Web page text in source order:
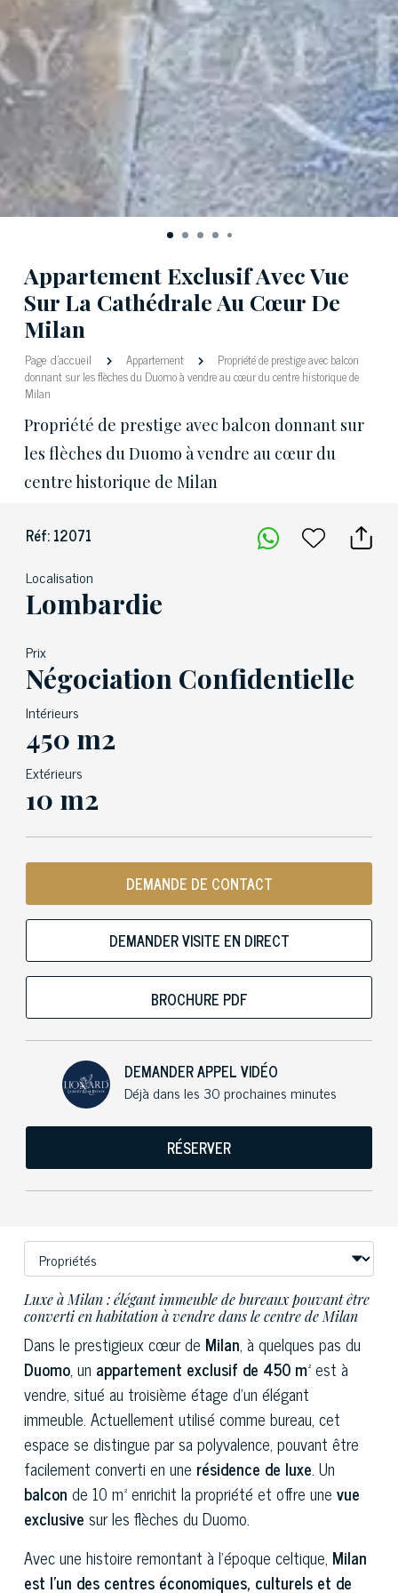
Appartement Exclusif Avec Vue
Sur La Cathédrale Au Cœur De
Milan
Page d'accueil Appartement
Propriété de prestige avec balcon
donnant sur les flèches du Duomo à vendre au cœur du centre historique de
Milan
Propriété de prestige avec balcon donnant sur
les flèches du Duomo à vendre au cœur du
centre historique de Milan
Réf: 12071
Localisation
Lombardie
Prix
Négociation Confidentielle
Intérieurs
450 m2
Extérieurs
10 m2
DEMANDE DE CONTACT
DEMANDER VISITE EN DIRECT
BROCHURE PDF
DEMANDER APPEL VIDÉO
Déjà dans les 30 prochaines minutes
RÉSERVER
Luxe à Milan : élégant immeuble de bureaux pouvant être
converti en habitation à vendre dans le centre de Milan
Dans le prestigieux cœur de Milan, à quelques pas du
Duomo, un appartement exclusif de 450 m²est à
vendre, situé au troisième étage d'un élégant
immeuble. Actuellement utilisé comme bureau, cet
espace se distingue par sa polyvalence, pouvant être
facilement converti en une résidence de luxe. Un
balcon de 10 m² enrichit la propriété et offre une vue
exclusive sur les flèches du Duomo.
Avec une histoire remontant à l'époque celtique, Milan
est l'un des centres économiques, culturels et de